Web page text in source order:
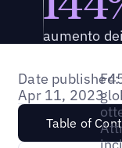
aumento
Date published:
Apr 11, 2023
Table of